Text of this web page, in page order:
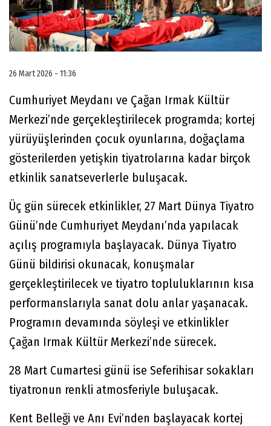
26 Mart 2026 - 11:36
Cumhuriyet Meydanı ve Çağan Irmak Kültür
Merkezi’nde gerçekleştirilecek programda; kortej
yürüyüşlerinden çocuk oyunlarına, doğaçlama
gösterilerden yetişkin tiyatrolarına kadar birçok
etkinlik sanatseverlerle buluşacak.
Üç gün sürecek etkinlikler, 27 Mart Dünya Tiyatro
Günü’nde Cumhuriyet Meydanı’nda yapılacak
açılış programıyla başlayacak. Dünya Tiyatro
Günü bildirisi okunacak, konuşmalar
gerçekleştirilecek ve tiyatro topluluklarının kısa
performanslarıyla sanat dolu anlar yaşanacak.
Programın devamında söyleşi ve etkinlikler
Çağan Irmak Kültür Merkezi’nde sürecek.
28 Mart Cumartesi günü ise Seferihisar sokakları
tiyatronun renkli atmosferiyle buluşacak.
Kent Belleği ve Anı Evi’nden başlayacak kortej